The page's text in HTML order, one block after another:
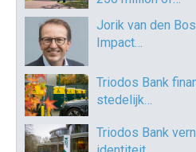
Jorik van den
Impact…
Triodos Bank
stedelijk…
Triodos Bank